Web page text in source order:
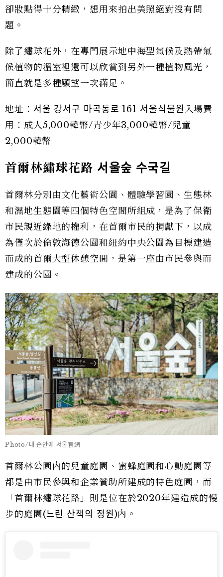
卻妝點得十分精緻，想用來拍出美照絕對沒有問
題。
除了繡球花外，在專門展示地中海型氣候及熱帶氣
候植物的溫室裡還可以欣賞到另外一種植物風光，
簡直就是多種願望一次滿足。
地址：서울 강서구 마곡동로 161 서울식물원入場費
用：成人5,000韓幣/青少年3,000韓幣/兒童
2,000韓幣
首爾林繡球花路 서울숲 수국길
首爾林分別由文化藝術公園、體驗學習園、生態林
和濕地生態園等四個特色空間所組成，是為了保衛
市民親近綠地的權利，在首爾市民的捐獻下，以成
為僅次於倫敦海德公園和紐約中央公園為目標建造
而成的首爾大型休憩空間，是第一座由市民參與而
建成的公園。
Photo/내 손안에 서울官網
首爾林公園內的兒童庭園、蜜蜂庭園和心動庭園等
都是由市民參與和企業贊助所建成的特色庭園，而
「首爾林繡球花路」則是位在於2020年建造成的慢
步的庭園(느린 산책의 정원)內。